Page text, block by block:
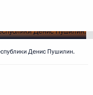
Денис Пушилин.